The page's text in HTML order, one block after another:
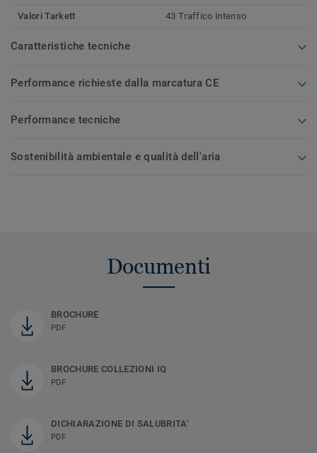
Valori Tarkett 43 Traffico intenso
Caratteristiche tecniche
Performance richieste dalla marcatura CE
Performance tecniche
Sostenibilità ambientale e qualità dell'aria
Documenti
BROCHURE
PDF
BROCHURE COLLEZIONI IQ
PDF
DICHIARAZIONE DI SALUBRITA’
PDF